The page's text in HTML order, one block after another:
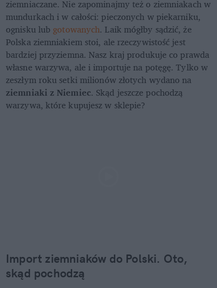
ziemniaczane. Nie zapominajmy też o ziemniakach w
mundurkach i w całości: pieczonych w piekarniku,
ognisku lub gotowanych. Laik mógłby sądzić, że
Polska ziemniakiem stoi, ale rzeczywistość jest
bardziej przyziemna. Nasz kraj produkuje co prawda
własne warzywa, ale i importuje na potęgę. Tylko w
ziemniaki z Niemiec. Skąd jeszcze pochodzą
warzywa, które kupujesz w sklepie?
Import ziemniaków do Polski. Oto,
skąd pochodzą